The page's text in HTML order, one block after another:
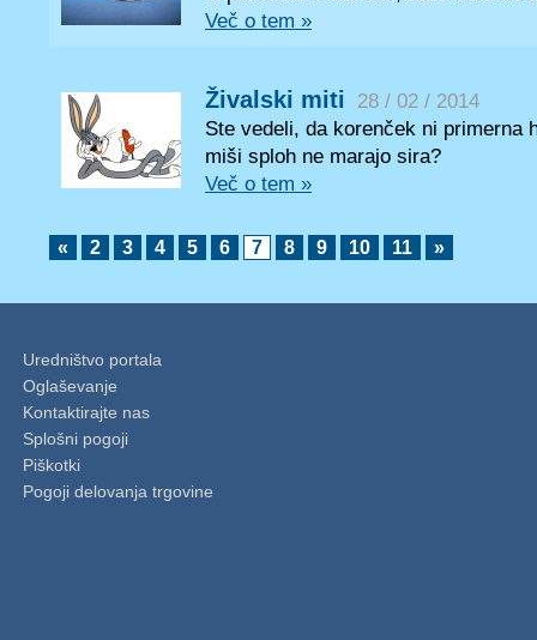
Več o tem »
Živalski miti
28 / 02 / 2014
Ste vedeli, da korenček ni primerna
miši sploh ne marajo sira?
Več o tem »
« 2 3 4 5 6 7 8 9 10 11 »
Uredništvo portala
Oglaševanje
Kontaktirajte nas
Splošni pogoji
Piškotki
Pogoji delovanja trgovine